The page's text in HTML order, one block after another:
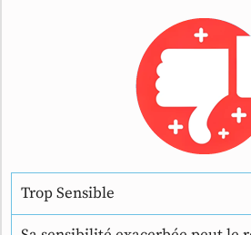
Trop Sensible